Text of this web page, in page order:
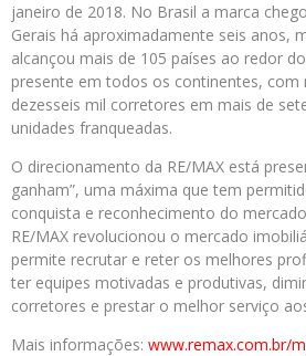
janeiro de 2018. No Brasil a marca
Gerais há aproximadamente seis anos,
alcançou mais de 105 países ao redor
presente em todos os continentes, com
dezesseis mil corretores em mais de
unidades franqueadas.
O direcionamento da RE/MAX está
ganham”, uma máxima que tem
conquista e reconhecimento do
RE/MAX revolucionou o mercado
permite recrutar e reter os melhores
ter equipes motivadas e produtivas,
corretores e prestar o melhor serviço
Mais informações: www.remax.com.br/